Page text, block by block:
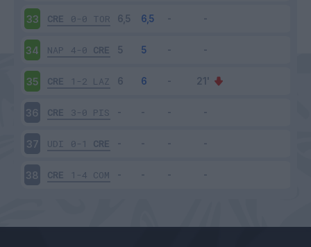
33 CRE 0-0 TOR
34 NAP 4-0 CRE
35 CRE 1-2 LAZ
36 CRE 3-0 PIS
37 UDI 0-1 CRE
38 CRE 1-4 COM